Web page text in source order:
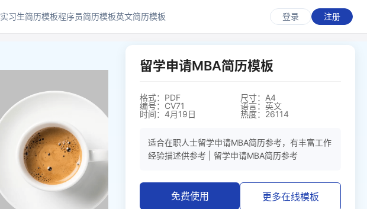
实习生简历模板程序员简历模板英文简历模板 登录 注册
留学申请MBA简历模板
格式：PDF
尺寸：A4
编号：CV71
语言：英文
时间：4月19日
热度：26114
适合在职人士留学申请MBA简历参考，有丰富工作
经验描述供参考 | 留学申请MBA简历参考
免费使用 更多在线模板